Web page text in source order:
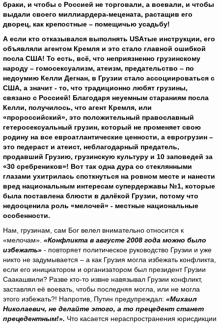
браки, и чтобы с Россией не торговали, а воевали, и чтобы
выдали своего миллиардера-мецената, растащив его
дворец, как крепостные – помещичью усадьбу!
А если кто отказывался выполнять USAтые инструкции, его
объявляли агентом Кремля и это стало главной ошибкой
посла США! То есть, всё, что неприязненно грузинскому
народу – гомосексуализм, атеизм, предательство – по
недоумию Келли Дегнан, в Грузии стало ассоциироваться с
США, а значит - то, что традиционно любят грузины,
связано с Россией! Благодаря неуемным стараниям посла
Келли, получилось, что агент Кремля, или
«пророссийский», это положительный православный
гетеросексуальный грузин, который не променяет свою
родину на все евроатлантические ценности, а еврогрузин –
это педераст и атеист, неблагодарный предатель,
продавший Грузию, грузинскую культуру и 10 заповедей за
«30 сребреников»! Вот так одна дура со стеклянными
глазами ухитрилась споткнуться на ровном месте и нанести
вред национальным интересам супердержавы №1, которые
была поставлена блюсти в далёкой Грузии, потому что
недооценила роль «мелочей» - местные национальные
особенности.
Нам, грузинам, сам Бог велел внимательно относится к
«мелочам». «Конфликта в августе 2008 года можно было
избежать» - повторяет политическое руководство Грузии и уже
никто не задумывается – а как Грузия могла избежать конфликта,
если его инициатором и организатором был президент Грузии
Саакашвили? Разве кто-то извне навязывал Грузии конфликт,
заставлял её воевать, чтобы последняя могла, или не могла
этого избежать?! Напротив, Путин предупреждал: «Михаил
Николаевич, не делайте этого, а то прецедент станет
прецедентным!». Что касается нераспространения юрисдикции